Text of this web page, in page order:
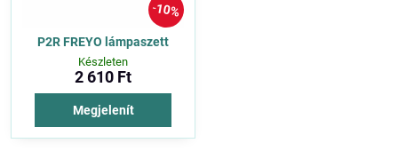
10%
P2R FREYO lámpaszett
Készleten
2 610 Ft
Megjelenít